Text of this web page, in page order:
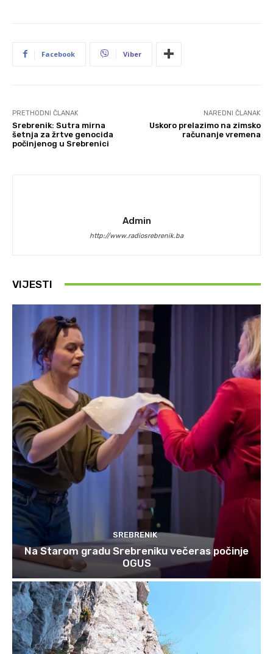
Facebook Viber
PRETHODNI ČLANAK
Srebrenik: Sutra mirna
šetnja za žrtve genocida
počinjenog u Srebrenici
NAREDNI ČLANAK
Uskoro prelazimo na zimsko
računanje vremena
Admin
http://www.radiosrebrenik.ba
VIJESTI
SREBRENIK
Na Starom gradu Srebreniku večeras počinje
OGUS